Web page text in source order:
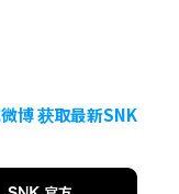
博 获取最新SNK